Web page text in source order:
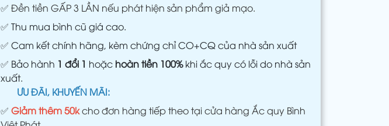
✅Đền tiền GẤP 3 LẦN nếu phát hiện sản phẩm giả mạo.
✅Thu mua bình cũ giá cao.
✅Cam kết chính hãng, kèm chứng chỉ CO+CQ của nhà sản xuất
✅ Bảo hành 1 đổi 1 hoặc hoàn tiền 100%khi ắc quy có lỗi do nhà sản
xuất.
ƯU ĐÃI, KHUYẾN MÃI:
✅Giảm thêm 50kcho đơn hàng tiếp theo tại cửa hàng Ắc quy Bình